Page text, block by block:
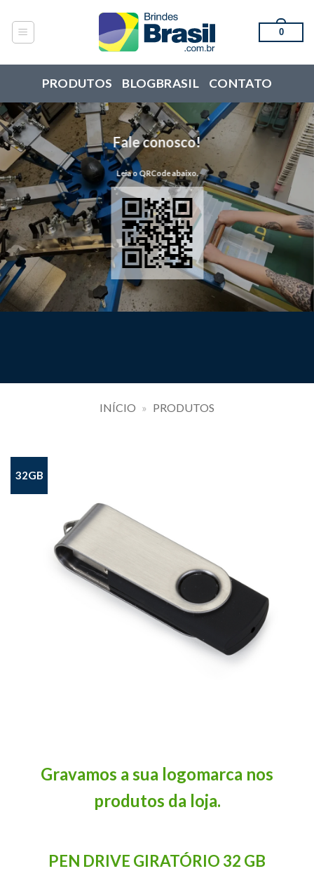
content
0
PRODUTOS BLOGBRASIL CONTATO
Fale conosco!
Leia o QRCode abaixo.
INÍCIO » PRODUTOS
32GB
Gravamos a sua logomarca nos
produtos da loja.
PEN DRIVE GIRATÓRIO 32 GB